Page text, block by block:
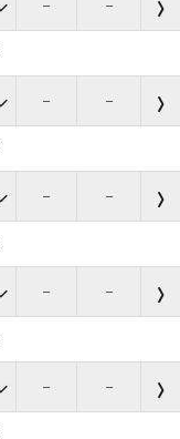
– –
– –
– –
– –
– –